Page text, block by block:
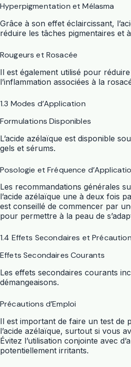
Hyperpigmentation et Mélasma
Grâce à son effet éclaircissant,
réduire les tâches pigmentaires et
Rougeurs et Rosacée
Il est également utilisé pour
l’inflammation associées à la
1.3 Modes d’Application
Formulations Disponibles
L’acide azélaïque est disponible
gels et sérums.
Posologie et Fréquence
Les recommandations générales
l’acide azélaïque une à deux fois
est conseillé de commencer par
pour permettre à la peau de
1.4 Effets Secondaires et
Effets Secondaires Courants
Les effets secondaires courants
démangeaisons.
Précautions d’Emploi
Il est important de faire un test de
l’acide azélaïque, surtout si vous
Évitez l’utilisation conjointe avec
potentiellement irritants.